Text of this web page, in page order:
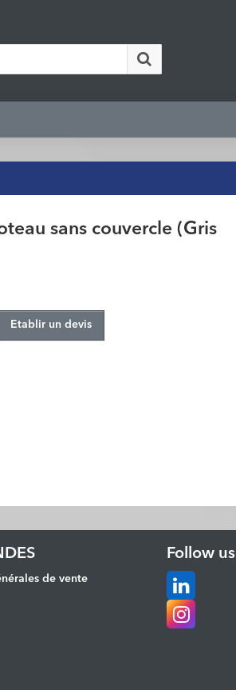
sans couvercle (Gris
Etablir un devis
de vente
Follow us